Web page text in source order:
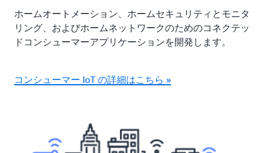
ホームオートメーション、ホームセキュリティとモニタ
リング、およびホームネットワークのためのコネクテッ
ドコンシューマーアプリケーションを開発します。
コンシューマー IoT の詳細はこちら »